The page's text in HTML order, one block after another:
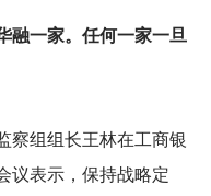
融一家。任何一家一旦
察组组长王林在工商银
议表示，保持战略定